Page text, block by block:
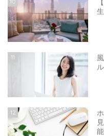
11
12